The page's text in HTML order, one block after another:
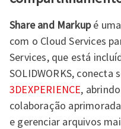
Share and Markupé
com o Cloud Services
Services, que está
SOLIDWORKS, conecta
3DEXPERIENCE,
colaboração
e gerenciar arquivos